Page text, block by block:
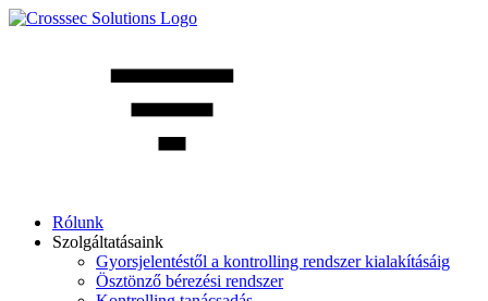
Rólunk
Szolgáltatásaink
Gyorsjelentéstől a kontrolling rendszer kialakításáig
Ösztönző bérezési rendszer